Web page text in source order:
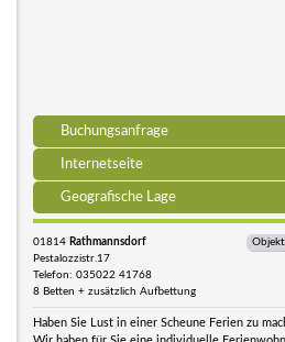
Buchungsanfrage
Internetseite
Geografische Lage
01814 Rathmannsdorf
Pestalozzistr.17
Telefon: 035022 41768
8 Betten + zusätzlich Aufbettung
Haben Sie Lust in einer Scheune Ferien zu